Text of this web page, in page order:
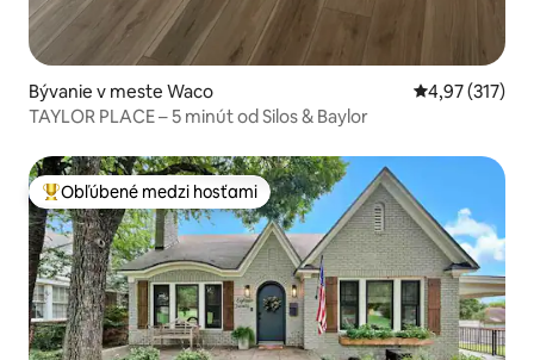
Bývanie v meste Waco Priemerné
4,97 (317)
TAYLOR PLACE – 5 minút od Silos & Baylor
Najobľúbenejšie medzi hosťami
Obľúbené medzi hosťami